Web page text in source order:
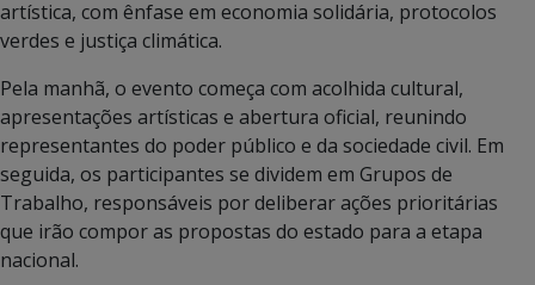
artística, com ênfase em economia solidária, protocolos
verdes e justiça climática.
Pela manhã, o evento começa com acolhida cultural,
apresentações artísticas e abertura oficial, reunindo
representantes do poder público e da sociedade civil. Em
seguida, os participantes se dividem em Grupos de
Trabalho, responsáveis por deliberar ações prioritárias
que irão compor as propostas do estado para a etapa
nacional.